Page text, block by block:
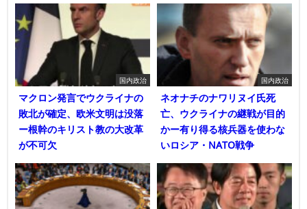
国内政治
マクロン発言でウクライナの
敗北が確定、欧米文明は没落
ー根幹のキリスト教の大改革
が不可欠
国内政治
ネオナチのナワリヌイ氏死
亡、ウクライナの継戦が目的
かー有り得る核兵器を使わな
いロシア・NATO戦争